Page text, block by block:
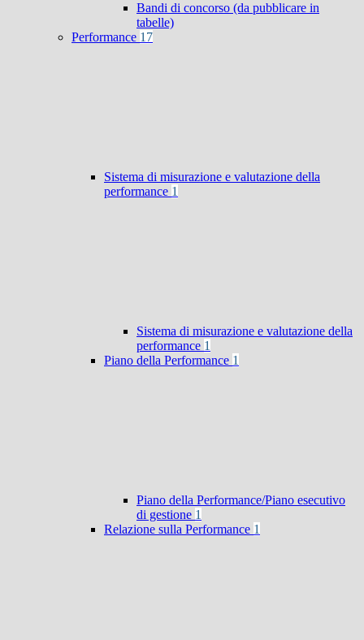
Bandi di concorso (da pubblicare in
tabelle)
Performance 17
Sistema di misurazione e valutazione della
performance 1
Sistema di misurazione e valutazione della
performance 1
Piano della Performance 1
Piano della Performance/Piano esecutivo
di gestione 1
Relazione sulla Performance 1